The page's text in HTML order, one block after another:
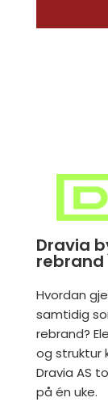
Dravia
rebrand​
Hvordan
samtidig
rebrand?
og struktur
Dravia AS
på én uke.